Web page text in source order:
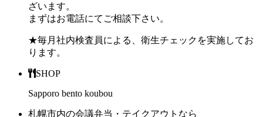
ざいます。
まずはお電話にてご相談下さい。
★毎月社内検査員による、衛生チェックを実施してお
ります。
SHOP
Sapporo bento koubou
札幌市内の会議弁当・テイクアウトなら